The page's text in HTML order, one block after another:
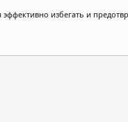
избегать и